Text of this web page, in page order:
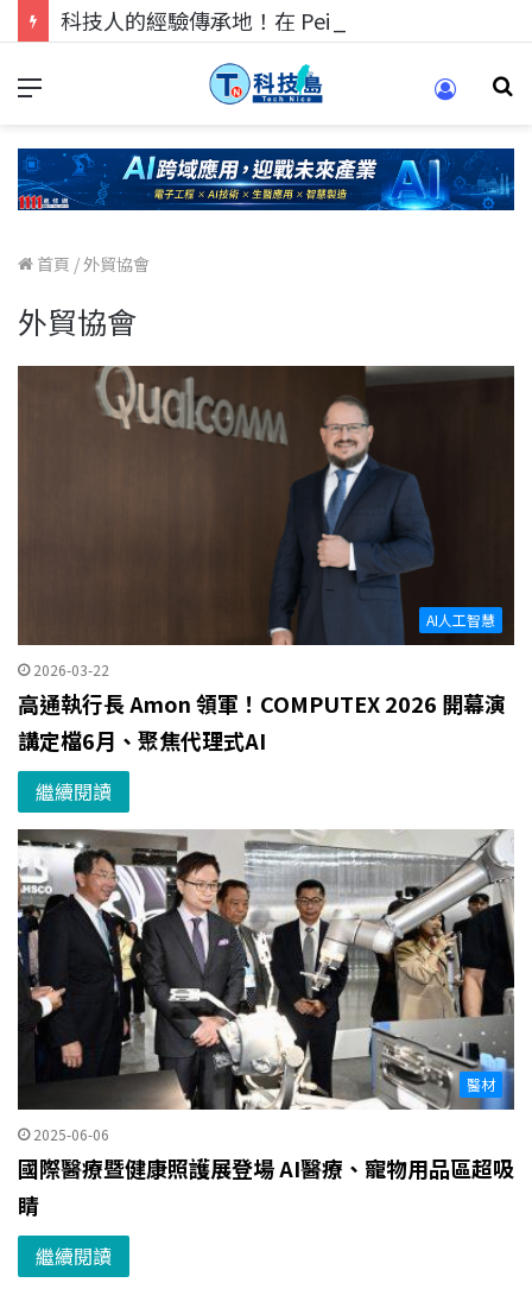
首頁 / 外貿協會
外貿協會
AI人工智慧
2026-03-22
高通執行長 Amon 領軍！COMPUTEX 2026 開幕演
講定檔6月、聚焦代理式AI
繼續閱讀
醫材
2025-06-06
國際醫療暨健康照護展登場 AI醫療、寵物用品區超吸
睛
繼續閱讀